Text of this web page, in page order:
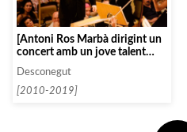
[Antoni Ros Marbà dirigint un
concert amb un jove talent
violoncel·lista]
Desconegut
[2010-2019]